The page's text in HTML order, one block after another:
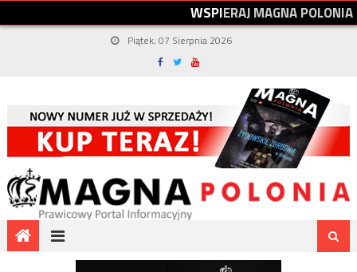
WSPIERAJMAGNAPOLONIA
Piątek, 07 Sierpnia 2026